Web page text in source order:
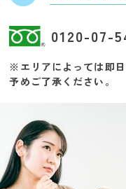
0120-07-
※エリアによっては即日
予めご了承ください。